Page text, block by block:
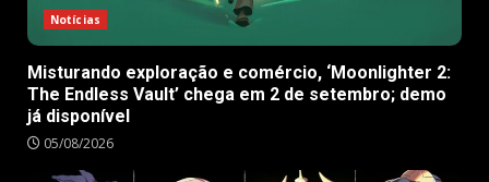
Notícias
Misturando exploração e comércio, ‘Moonlighter 2:
The Endless Vault’ chega em 2 de setembro; demo
já disponível
05/08/2026